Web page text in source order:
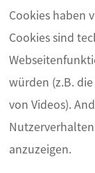
Cookies haben
Cookies sind
würden (z.B.
von Videos).
anzuzeigen.